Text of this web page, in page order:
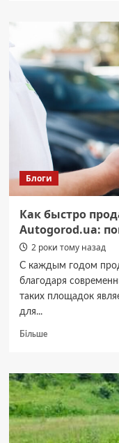
Буковині
заблокували
канал
збуту
боєприпасів
Блоги
Как быстро
Autogorod.ua:
2 роки тому назад
С каждым годом
благодаря
таких площадок
для...
БільшеДокладніше
быстро
продать
авто
через
сайт
Autogorod.ua: